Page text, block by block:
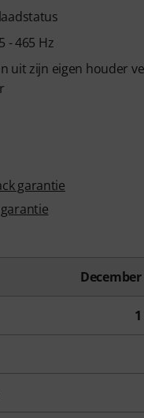
- 465 Hz
uit zijn eigen houder
garantie
December